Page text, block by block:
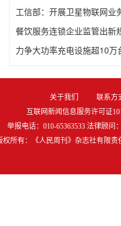
工信部：开展卫星物联网业
餐饮服务连锁企业监管出新
力争大功率充电设施超10万
关于我们 联系方
互联网新闻信息服务许可证
举报电话：010-65363533 法律顾问
权所有：《人民周刊》杂志社有限责